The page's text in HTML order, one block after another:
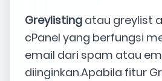
Greylisting atau greylist
cPanel yang berfungsi
email dari spam atau
diinginkan.Apabila fitur